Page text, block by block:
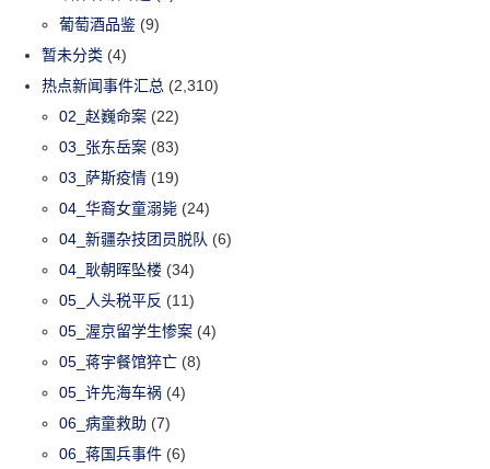
葡萄酒品鉴 (9)
暂未分类 (4)
热点新闻事件汇总 (2,310)
02_赵巍命案 (22)
03_张东岳案 (83)
03_萨斯疫情 (19)
04_华裔女童溺毙 (24)
04_新疆杂技团员脱队 (6)
04_耿朝晖坠楼 (34)
05_人头税平反 (11)
05_渥京留学生惨案 (4)
05_蒋宇餐馆猝亡 (8)
05_许先海车祸 (4)
06_病童救助 (7)
06_蒋国兵事件 (6)